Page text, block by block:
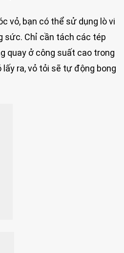
vỏ, bạn có thể sử dụng lò vi
sức. Chỉ cần tách các tép
quay ở công suất cao trong
lấy ra, vỏ tỏi sẽ tự động bong